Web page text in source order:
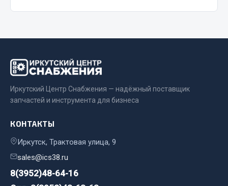
Окно ветровое
Двигатель
Электрооборудование
Запчасти Урал
Иркутский Центр Снабжения — надёжный поставщик
запчастей и инструмента для бизнеса
КОНТАКТЫ
Иркутск, Трактовая улица, 9
sales@ics38.ru
8(3952)48-64-16